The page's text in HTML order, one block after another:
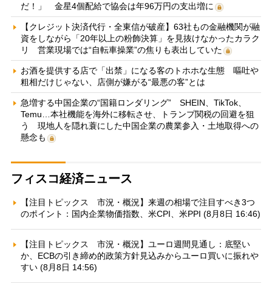
だ！」 金星4個配給で協会は年96万円の支出増に
【クレジット決済代行・全東信が破産】63社もの金融機関が融
資をしながら「20年以上の粉飾決算」を見抜けなかったカラク
リ 営業現場では“自転車操業”の焦りも表出していた
お酒を提供する店で「出禁」になる客のトホホな生態 嘔吐や
粗相だけじゃない、店側が嫌がる“最悪の客”とは
急増する中国企業の“国籍ロンダリング” SHEIN、TikTok、
Temu…本社機能を海外に移転させ、トランプ関税の回避を狙
う 現地人を隠れ蓑にした中国企業の農業参入・土地取得への
懸念も
フィスコ経済ニュース
【注目トピックス 市況・概況】来週の相場で注目すべき3つ
のポイント：国内企業物価指数、米CPI、米PPI (8月8日 16:46)
【注目トピックス 市況・概況】ユーロ週間見通し：底堅い
か、ECBの引き締め的政策方針見込みからユーロ買いに振れや
すい (8月8日 14:56)